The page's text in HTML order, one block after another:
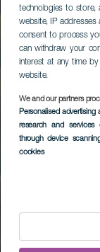
technologies to store,
website, IP addresses
consent to process
can withdraw your
interest at any time by
website.
We and our partners
Personalised
research and services
through device
cookies